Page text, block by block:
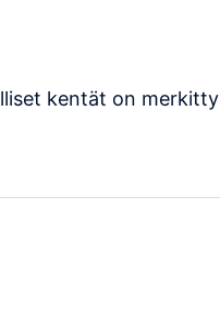
kentät on merkitty